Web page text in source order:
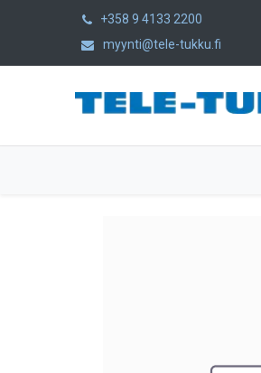
+358 9 4133 2200
myynti@tele-tukku.fi